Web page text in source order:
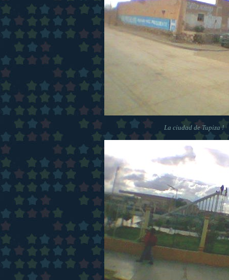
La ciudad de Tupiza !